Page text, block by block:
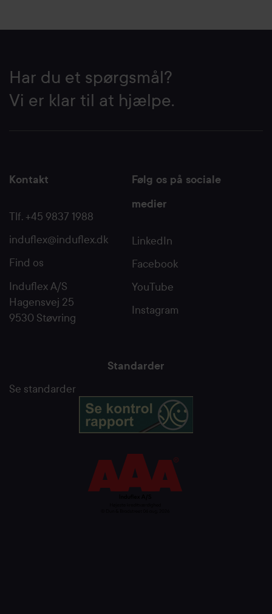
Har du et spørgsmål?
Vi er klar til at hjælpe.
Kontakt
Tlf. +45 9837 1988
induflex@induflex.dk
Find os
Induflex A/S
Hagensvej 25
9530 Støvring
Følg os på sociale
medier
LinkedIn
Facebook
YouTube
Instagram
Standarder
Se standarder